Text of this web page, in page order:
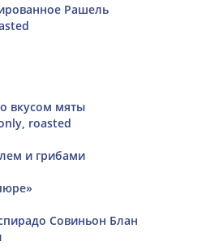
Рашель
вкусом мяты
roasted
и грибами
Совиньон Блан